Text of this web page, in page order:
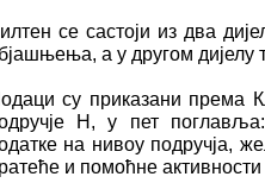
се састоји из два
а у другом дијелу
су приказани према
H, у пет
на нивоу подручја,
и помоћне